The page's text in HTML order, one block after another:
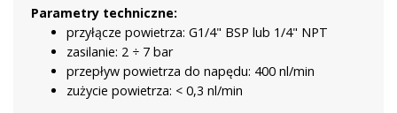
Parametry techniczne:
przyłącze powietrza: G1/4" BSP lub 1/4" NPT
zasilanie: 2 ÷ 7 bar
przepływ powietrza do napędu: 400 nl/min
zużycie powietrza: < 0,3 nl/min